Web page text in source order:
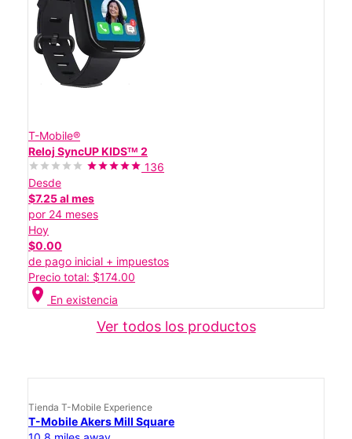
T-Mobile®
Reloj SyncUP KIDSᵀᴹ 2
136
Desde
$7.25 al mes
por 24 meses
Hoy
$0.00
de pago inicial + impuestos
Precio total: $174.00
location_on En existencia
Ver todos los productos
Tienda T-Mobile Experience
T-Mobile Akers Mill Square